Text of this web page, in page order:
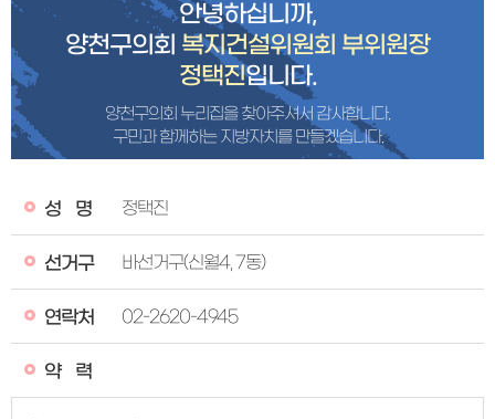
안녕하십니까,
양천구의회 복지건설위원회 부위원장
정택진입니다.
양천구의회 누리집을 찾아주셔서 감사합니다.
구민과 함께하는 지방자치를 만들겠습니다.
성명 정택진
선거구 바선거구(신월4, 7동)
연락처 02-2620-4945
약력